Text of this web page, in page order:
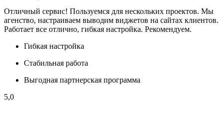
Отличный сервис! Пользуемся для нескольких проектов. Мы
агенство, настраиваем выводим виджетов на сайтах клиентов.
Работает все отлично, гибкая настройка. Рекомендуем.
Гибкая настройка
Стабильная работа
Выгодная партнерская программа
5,0